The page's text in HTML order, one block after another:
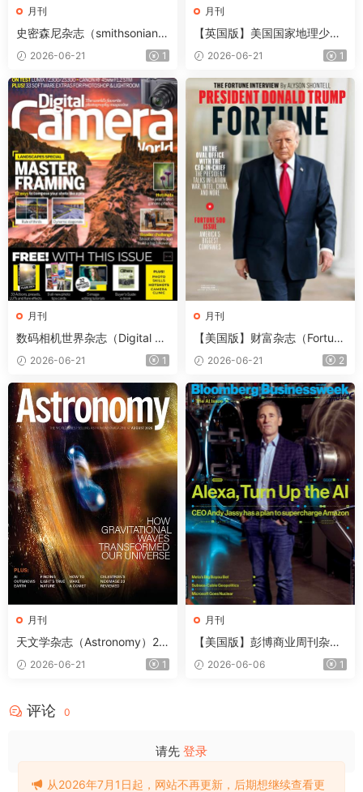
月刊
史密森尼杂志（smithsonian）
2026年夏季刊
2026-06-21 1
月刊
【英国版】美国国家地理少儿
版（National Geographic Kid
s）第257期
2026-06-21 1
月刊
数码相机世界杂志（Digital Ca
mera World）2026年7月
2026-06-21 1
月刊
【美国版】财富杂志（Fortun
e）2026年6-7月
2026-06-21 2
月刊
天文学杂志（Astronomy）20
26年8月
2026-06-21 1
月刊
【美国版】彭博商业周刊杂志
（Bloomberg Businesswee
k）2026年6月
2026-06-06 1
评论 0
请先 登录
从2026年7月1日起，网站不再更新，后期想继续查看更